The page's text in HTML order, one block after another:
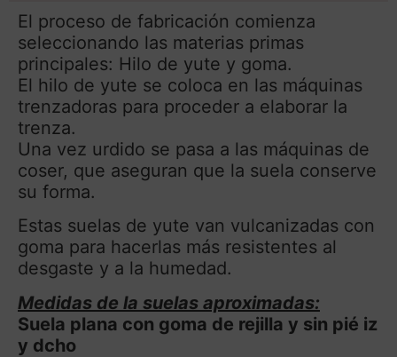
El proceso de fabricación comienza
seleccionando las materias primas
principales: Hilo de yute y goma.
El hilo de yute se coloca en las máquinas
trenzadoras para proceder a elaborar la
trenza.
Una vez urdido se pasa a las máquinas de
coser, que aseguran que la suela conserve
su forma.
Estas suelas de yute van vulcanizadas con
goma para hacerlas más resistentes al
desgaste y a la humedad.
Medidas de la suelas aproximadas:
Suela plana con goma de rejilla y sin pié iz
y dcho